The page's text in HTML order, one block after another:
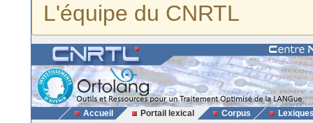
L'équipe du CNRTL
Accueil Portail lexical Corpus